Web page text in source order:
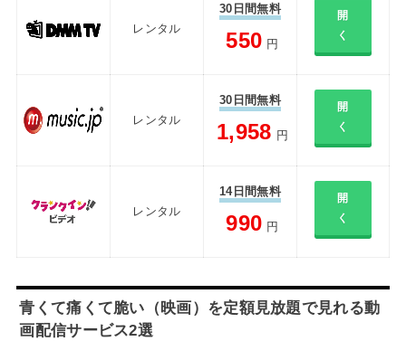
レンタル
30日間無料
550 円
開
く
レンタル
30日間無料
1,958 円
開
く
レンタル
14日間無料
990 円
開
く
青くて痛くて脆い（映画）を定額見放題で見れる動
画配信サービス2選